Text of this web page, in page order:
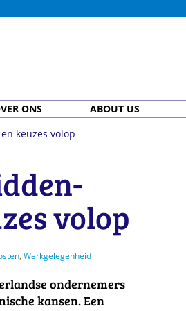
ONS ABOUT US
keuzes volop
volop
, Werkgelegenheid
ondernemers
kansen. Een